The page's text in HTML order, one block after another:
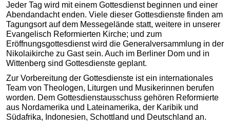
Jeder Tag wird mit einem Gottesdienst beginnen und einer
Abendandacht enden. Viele dieser Gottesdienste finden am
Tagungsort auf dem Messegelände statt, weitere in unserer
Evangelisch Reformierten Kirche; und zum
Eröffnungsgottesdienst wird die Generalversammlung in der
Nikolaikirche zu Gast sein. Auch im Berliner Dom und in
Wittenberg sind Gottesdienste geplant.
Zur Vorbereitung der Gottesdienste ist ein internationales
Team von Theologen, Liturgen und Musikerinnen berufen
worden. Dem Gottesdienstausschuss gehören Reformierte
aus Nordamerika und Lateinamerika, der Karibik und
Südafrika, Indonesien, Schottland und Deutschland an.